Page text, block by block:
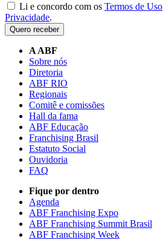
Li e concordo com os Termos de Uso
Privacidade.
Quero receber
A ABF
Sobre nós
Diretoria
ABF RIO
Regionais
Comitê e comissões
Hall da fama
ABF Educação
Franchising Brasil
Estatuto Social
Ouvidoria
FAQ
Fique por dentro
Agenda
ABF Franchising Expo
ABF Franchising Summit Brasil
ABF Franchising Week